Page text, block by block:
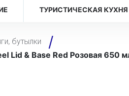
ТУРИСТИЧЕСКАЯ КУХНЯ
бутылки
Lid & Base Red Розовая 650